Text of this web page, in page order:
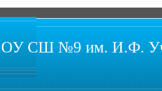
СШ №9 им. И.Ф.